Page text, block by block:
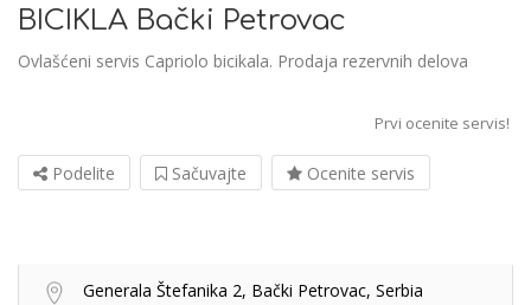
BICIKLA Bački Petrovac
Ovlašćeni servis Capriolo bicikala. Prodaja rezervnih delova
Prvi ocenite servis!
Podelite Sačuvajte Ocenite servis
Generala Štefanika 2, Bački Petrovac, Serbia